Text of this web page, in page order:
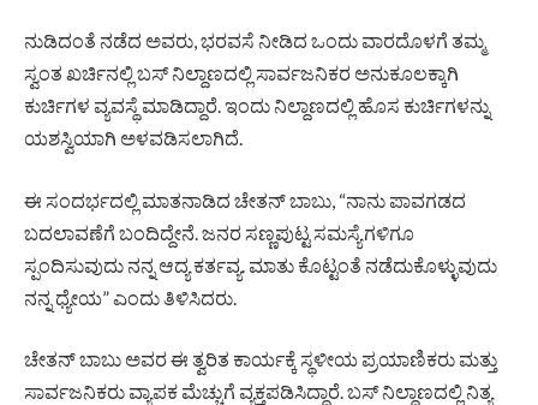
ನುಡಿದಂತೆ ನಡೆದ ಅವರು, ಭರವಸೆ ನೀಡಿದ ಒಂದು ವಾರದೊಳಗೆ ತಮ್ಮ
ಸ್ವಂತ ಖರ್ಚಿನಲ್ಲಿ ಬಸ್ ನಿಲ್ದಾಣದಲ್ಲಿ ಸಾರ್ವಜನಿಕರ ಅನುಕೂಲಕ್ಕಾಗಿ
ಕುರ್ಚಿಗಳ ವ್ಯವಸ್ಥೆ ಮಾಡಿದ್ದಾರೆ. ಇಂದು ನಿಲ್ದಾಣದಲ್ಲಿ ಹೊಸ ಕುರ್ಚಿಗಳನ್ನು
ಯಶಸ್ವಿಯಾಗಿ ಅಳವಡಿಸಲಾಗಿದೆ.
ಈ ಸಂದರ್ಭದಲ್ಲಿ ಮಾತನಾಡಿದ ಚೇತನ್ ಬಾಬು, “ನಾನು ಪಾವಗಡದ
ಬದಲಾವಣೆಗೆ ಬಂದಿದ್ದೇನೆ. ಜನರ ಸಣ್ಣಪುಟ್ಟ ಸಮಸ್ಯೆಗಳಿಗೂ
ಸ್ಪಂದಿಸುವುದು ನನ್ನ ಆದ್ಯ ಕರ್ತವ್ಯ. ಮಾತು ಕೊಟ್ಟಂತೆ ನಡೆದುಕೊಳ್ಳುವುದು
ನನ್ನ ಧ್ಯೇಯ” ಎಂದು ತಿಳಿಸಿದರು.
ಚೇತನ್ ಬಾಬು ಅವರ ಈ ತ್ವರಿತ ಕಾರ್ಯಕ್ಕೆ ಸ್ಥಳೀಯ ಪ್ರಯಾಣಿಕರು ಮತ್ತು
ಸಾರ್ವಜನಿಕರು ವ್ಯಾಪಕ ಮೆಚ್ಚುಗೆ ವ್ಯಕ್ತಪಡಿಸಿದ್ದಾರೆ. ಬಸ್ ನಿಲ್ದಾಣದಲ್ಲಿ ನಿತ್ಯ